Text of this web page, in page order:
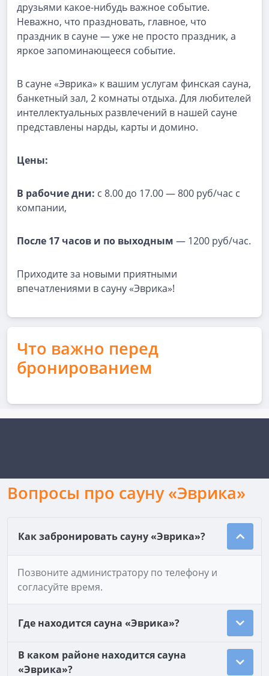
друзьями какое-нибудь важное событие.
Неважно, что праздновать, главное, что
праздник в сауне — уже не просто праздник, а
яркое запоминающееся событие.
В сауне «Эврика» к вашим услугам финская сауна,
банкетный зал, 2 комнаты отдыха. Для любителей
интеллектуальных развлечений в нашей сауне
представлены нарды, карты и домино.
Цены:
В рабочие дни: с 8.00 до 17.00 — 800 руб/час с
компании,
После 17 часов и по выходным — 1200 руб/час.
Приходите за новыми приятными
впечатлениями в сауну «Эврика»!
Что важно перед
бронированием
Вопросы про сауну «Эврика»
Как забронировать сауну «Эврика»?
Позвоните администратору по телефону и
согласуйте время.
Где находится сауна «Эврика»?
В каком районе находится сауна
«Эврика»?